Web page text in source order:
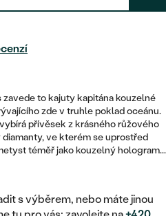
SETY
to kajuty kapitána kouzelné
zde v truhle poklad oceánu.
přívěsek z krásného růžového
ve kterém se uprostřed
téměř jako kouzelný hologram...
s výběrem, nebo máte jinou